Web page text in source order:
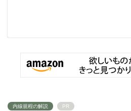
内線規程の解説 PR